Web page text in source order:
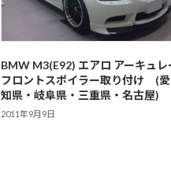
BMW M3(E92) エアロ アーキュレ
フロントスポイラー取り付け (愛
知県・岐阜県・三重県・名古屋)
2011年9月9日